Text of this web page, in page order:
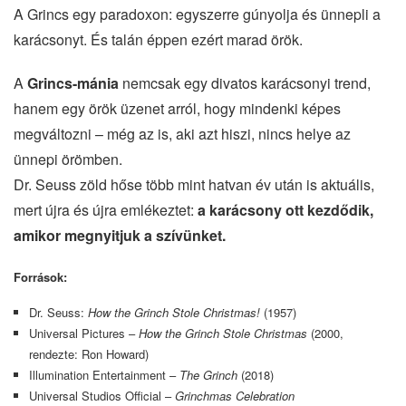
A Grincs egy paradoxon: egyszerre gúnyolja és ünnepli a
karácsonyt. És talán éppen ezért marad örök.
A Grincs-mánia nemcsak egy divatos karácsonyi trend,
hanem egy örök üzenet arról, hogy mindenki képes
megváltozni – még az is, aki azt hiszi, nincs helye az
ünnepi örömben.
Dr. Seuss zöld hőse több mint hatvan év után is aktuális,
mert újra és újra emlékeztet: a karácsony ott kezdődik,
amikor megnyitjuk a szívünket.
Források:
Dr. Seuss: How the Grinch Stole Christmas!(1957)
Universal Pictures –How the Grinch Stole Christmas (2000,
rendezte: Ron Howard)
Illumination Entertainment – The Grinch(2018)
Universal Studios Official –Grinchmas Celebration